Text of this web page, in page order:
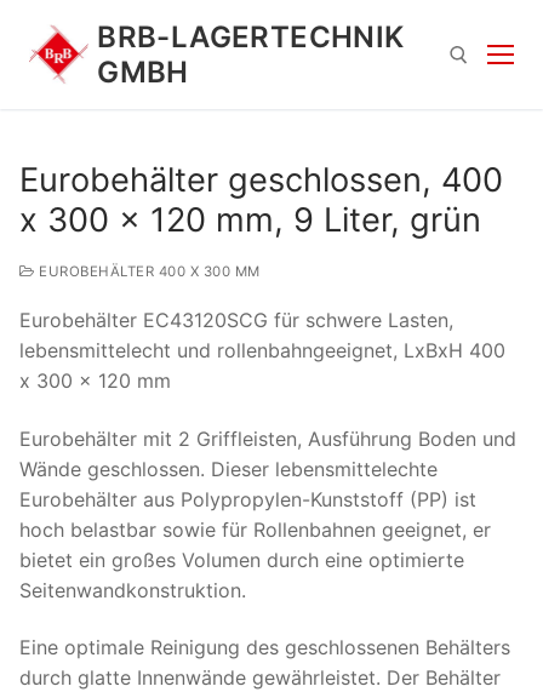
Inhalt
springen
BRB-LAGERTECHNIK
GMBH
Suchen
Eurobehälter geschlossen, 400
x 300 x 120 mm, 9 Liter, grün
EUROBEHÄLTER 400 X 300 MM
Eurobehälter EC43120SCG für schwere Lasten,
lebensmittelecht und rollenbahngeeignet, LxBxH 400
x 300 x 120 mm
Eurobehälter mit 2 Griffleisten, Ausführung Boden und
Wände geschlossen. Dieser lebensmittelechte
Eurobehälter aus Polypropylen-Kunststoff (PP) ist
hoch belastbar sowie für Rollenbahnen geeignet, er
bietet ein großes Volumen durch eine optimierte
Seitenwandkonstruktion.
Eine optimale Reinigung des geschlossenen Behälters
durch glatte Innenwände gewährleistet. Der Behälter